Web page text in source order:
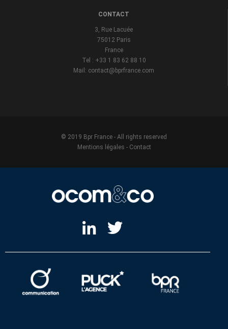
CONTACT
3, Rue Lacuée
75012 Paris
France
Tel : +33 1 83 62 88 10
Mail: contact@bprfrance.com
© 2019 Bpr France - All rights reserved
Mentions légales - Contact